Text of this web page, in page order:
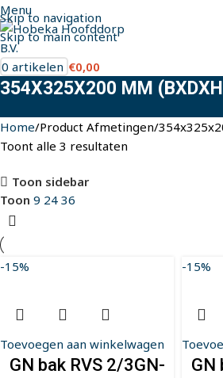
Skip to navigation
Skip to main content
Menu
0 artikelen €0,00
354X325X200 MM
Home Product Afmetingen
Toont alle 3 resultaten
Toon sidebar
Toon 9 24 36
-15%
Toevoegen aan winkelwagen
GN bak RVS 2/3GN-
-15%
GN